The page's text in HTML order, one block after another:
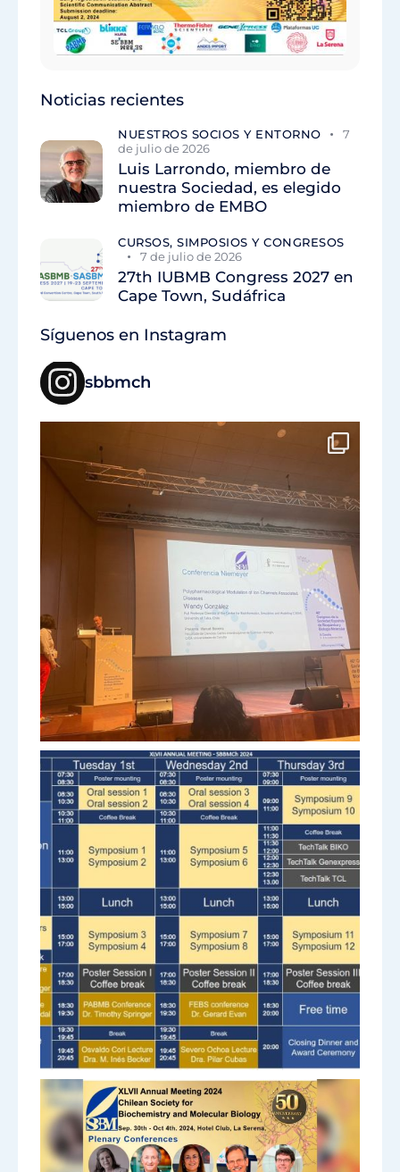
Noticias recientes
NUESTROS SOCIOS Y ENTORNO
7
de julio de 2026
Luis Larrondo, miembro de
nuestra Sociedad, es elegido
miembro de EMBO
CURSOS, SIMPOSIOS Y CONGRESOS
7 de julio de 2026
27th IUBMB Congress 2027 en
Cape Town, Sudáfrica
Síguenos en Instagram
sbbmch